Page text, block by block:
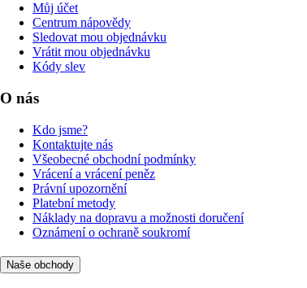
Můj účet
Centrum nápovědy
Sledovat mou objednávku
Vrátit mou objednávku
Kódy slev
O nás
Kdo jsme?
Kontaktujte nás
Všeobecné obchodní podmínky
Vrácení a vrácení peněz
Právní upozornění
Platební metody
Náklady na dopravu a možnosti doručení
Oznámení o ochraně soukromí
Naše obchody